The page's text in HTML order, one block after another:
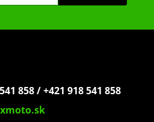
858 / +421 918 541 858